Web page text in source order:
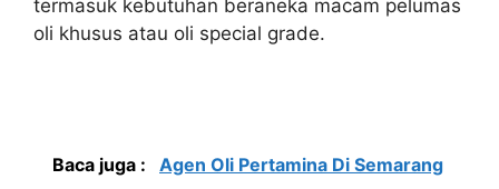
termasuk kebutuhan beraneka macam pelumas
oli khusus atau oli special grade.
Baca juga : Agen Oli Pertamina Di Semarang